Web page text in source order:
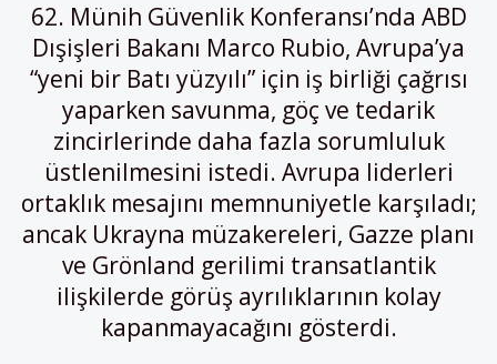
62. Münih Güvenlik Konferansı’nda ABD
Dışişleri Bakanı Marco Rubio, Avrupa’ya
“yeni bir Batı yüzyılı” için iş birliği çağrısı
yaparken savunma, göç ve tedarik
zincirlerinde daha fazla sorumluluk
üstlenilmesini istedi. Avrupa liderleri
ortaklık mesajını memnuniyetle karşıladı;
ancak Ukrayna müzakereleri, Gazze planı
ve Grönland gerilimi transatlantik
ilişkilerde görüş ayrılıklarının kolay
kapanmayacağını gösterdi.